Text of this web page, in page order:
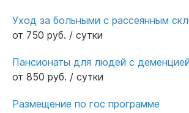
Уход за больными с рассеянным
от 750 руб. / сутки
Пансионаты для людей с деменцией
от 850 руб. / сутки
Размещение по гос программе